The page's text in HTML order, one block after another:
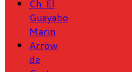
Ch. El
Guayabo
Marin
Arrow
de